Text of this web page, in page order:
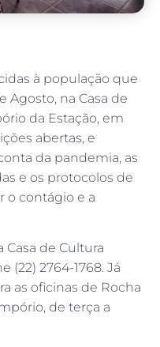
à população que
Agosto, na Casa de
da Estação, em
abertas, e
da pandemia, as
e os protocolos de
o contágio e a
Casa de Cultura
(22) 2764-1768. Já
as oficinas de Rocha
de terça a